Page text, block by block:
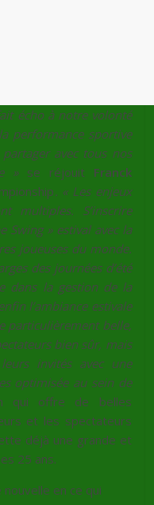
écho à notre volonté
performance sportive
avec tous nos
»se réjouit Franck
. « Les enjeux
multiples. S’inscrire
Swing » estival avec la
joueuses du monde.
des journées d’été
dans la gestion de la
l’ambiance estivale
particulièrement belle,
bien sûr, mais
invités avec une
optimisée au sein de
qui offre de belles
et les spectateurs
déjà une grande et
25 ans.
nouvelle en ce qui